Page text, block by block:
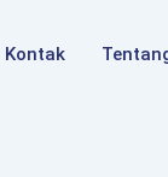
Kontak